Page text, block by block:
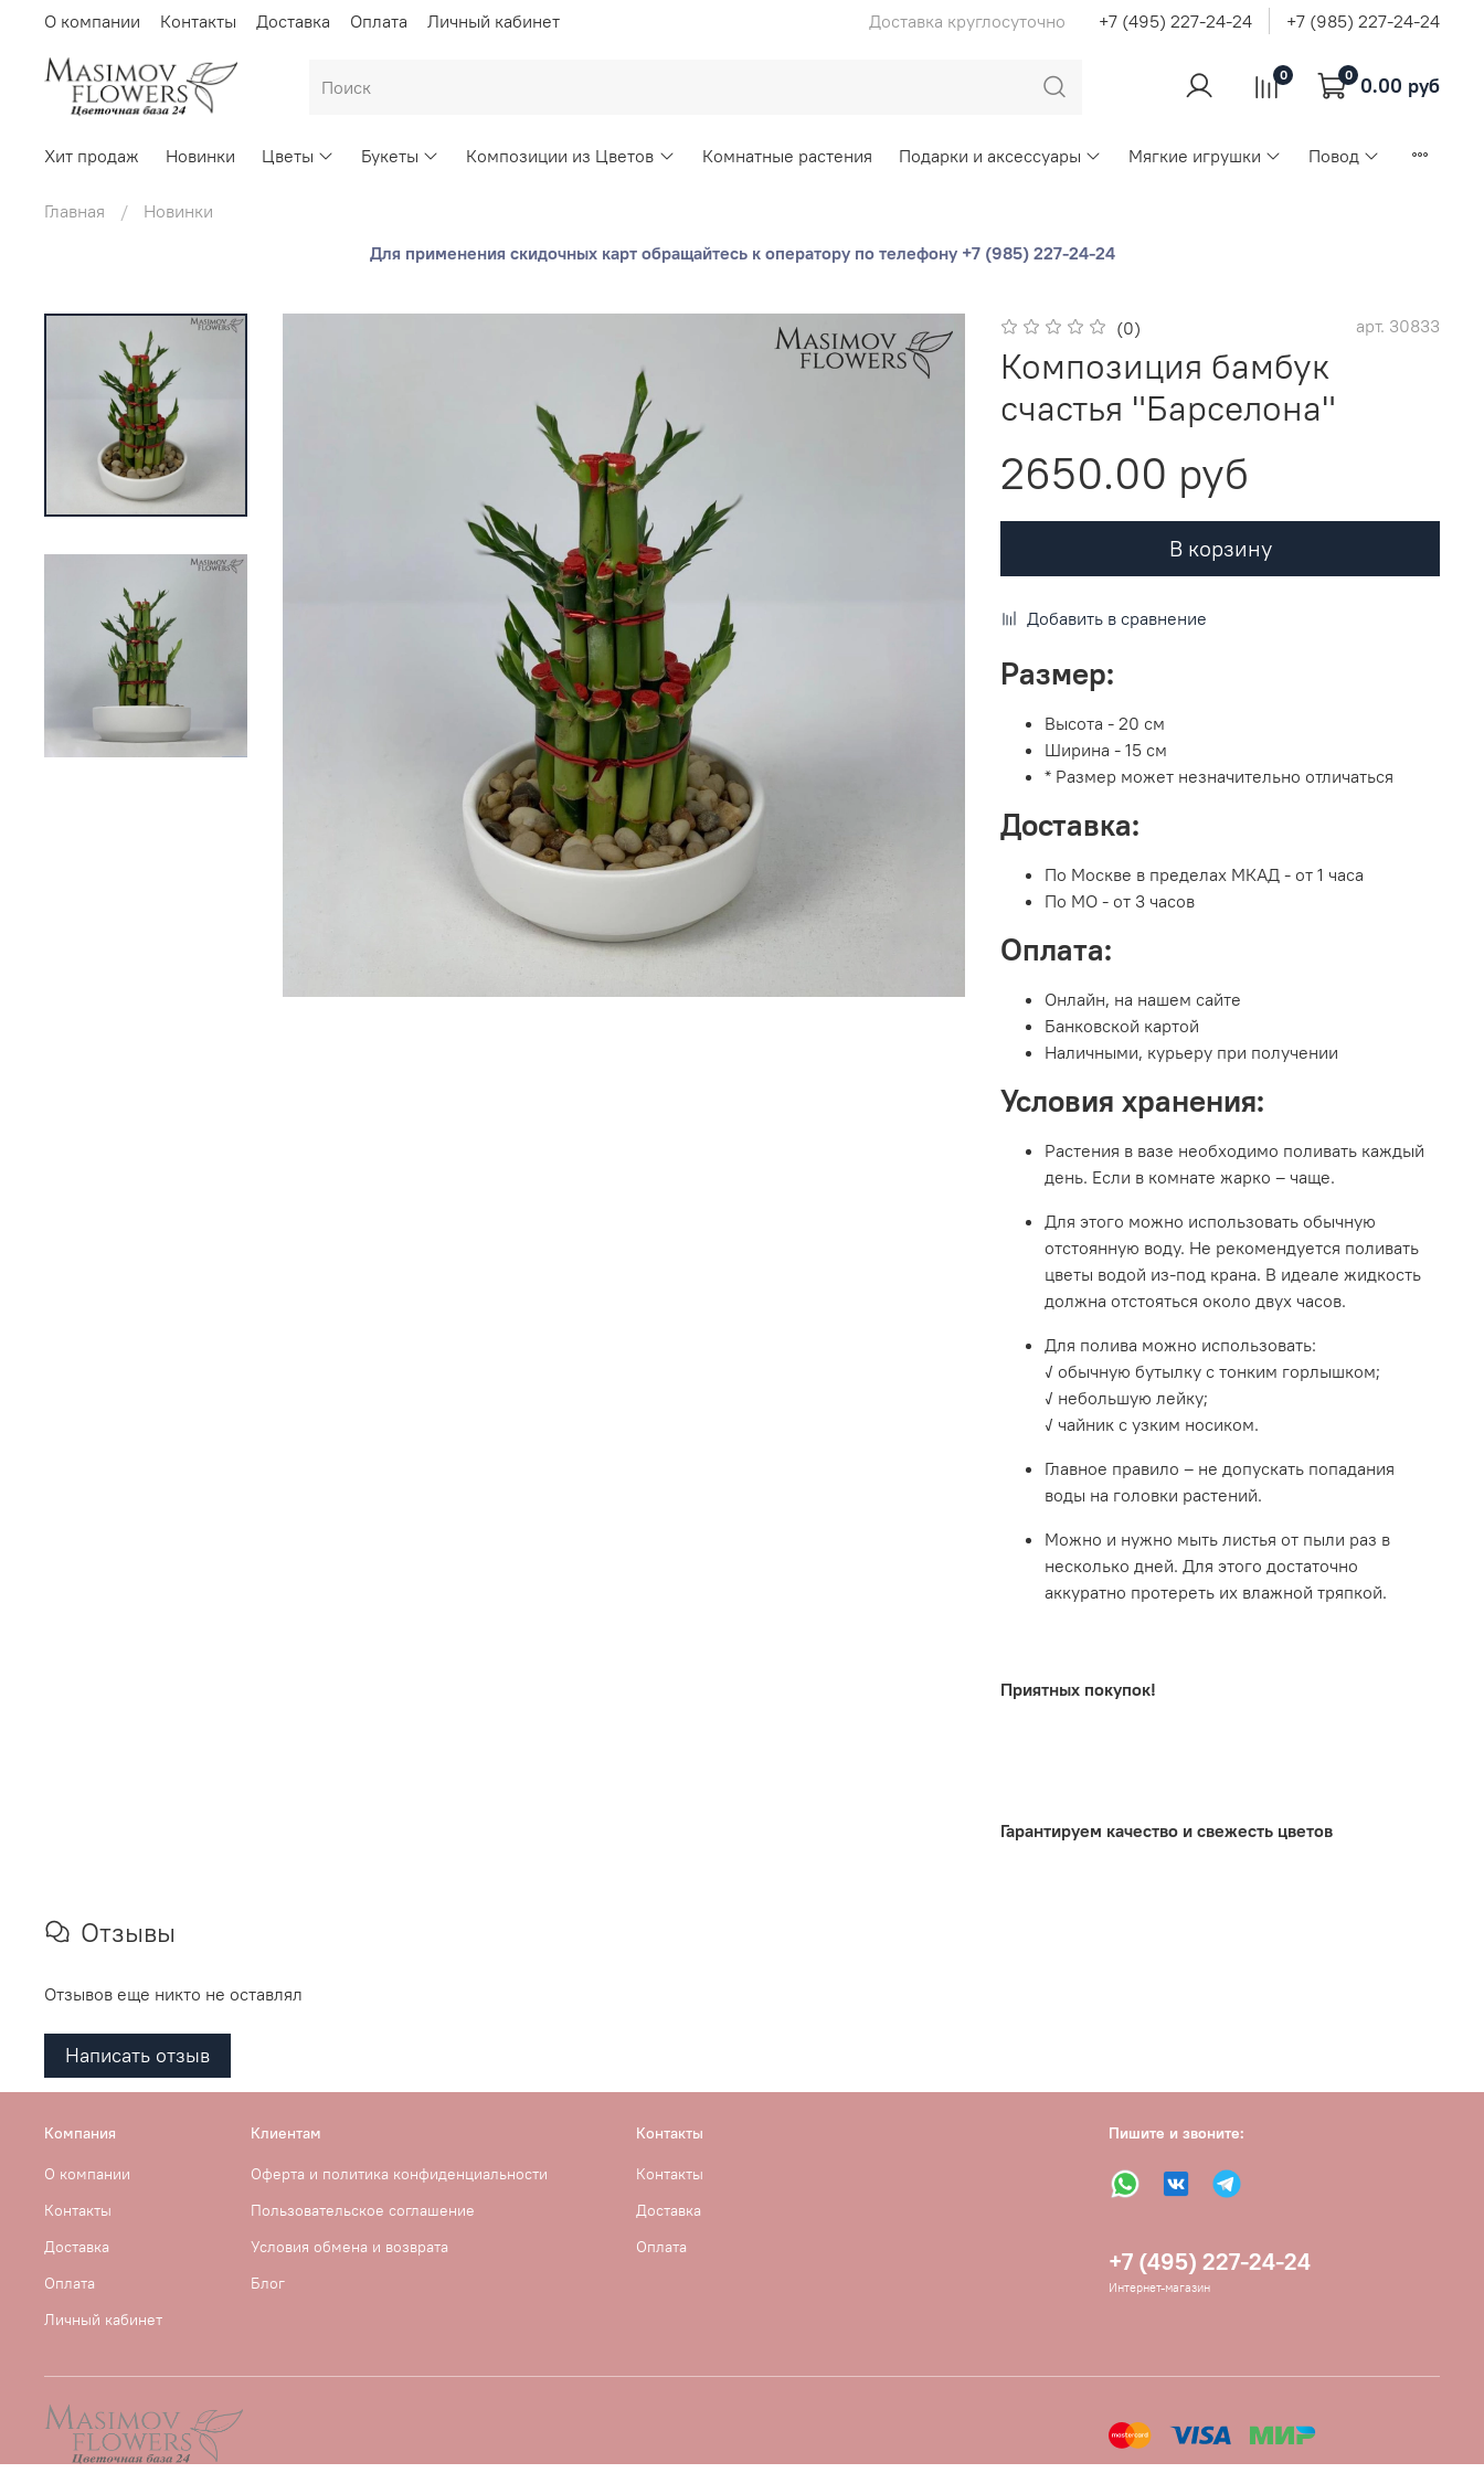
О компании Контакты Доставка Оплата Личный кабинет Доставка круглосуточно +7 (495) 227-24-24 +7 (985) 227-24-24
0 0 0.00 руб
Хит продаж Новинки Цветы Букеты Композиции из Цветов Комнатные растения Подарки и аксессуары Мягкие игрушки Повод
Главная
Новинки
Для применения скидочных карт обращайтесь к оператору по телефону +7 (985) 227-24-24
(0) арт. 30833
Композиция бамбук
счастья "Барселона"
2650.00 руб
В корзину
Добавить в сравнение
Размер:
Высота - 20 см
Ширина - 15 см
* Размер может незначительно отличаться
Доставка:
По Москве в пределах МКАД - от 1 часа
По МО - от 3 часов
Оплата:
Онлайн, на нашем сайте
Банковской картой
Наличными, курьеру при получении
Условия хранения:
Растения в вазе необходимо поливать каждый
день. Если в комнате жарко – чаще.
Для этого можно использовать обычную
отстоянную воду. Не рекомендуется поливать
цветы водой из-под крана. В идеале жидкость
должна отстояться около двух часов.
Для полива можно использовать:
✓ обычную бутылку с тонким горлышком;
✓ небольшую лейку;
✓ чайник с узким носиком.
Главное правило – не допускать попадания
воды на головки растений.
Можно и нужно мыть листья от пыли раз в
несколько дней. Для этого достаточно
аккуратно протереть их влажной тряпкой.
Приятных покупок!
Гарантируем качество и свежесть цветов
Отзывы
Отзывов еще никто не оставлял
Написать отзыв
Компания
О компании
Контакты
Доставка
Оплата
Личный кабинет
Клиентам
Оферта и политика конфиденциальности
Пользовательское соглашение
Условия обмена и возврата
Блог
Контакты
Контакты
Доставка
Оплата
Пишите и звоните:
+7 (495) 227-24-24
Интернет-магазин